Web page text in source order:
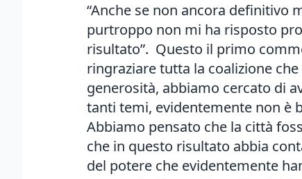
“Anche se non ancora definitivo
purtroppo non mi ha risposto
risultato”. Questo il primo
ringraziare tutta la coalizione
generosità, abbiamo cercato di
tanti temi, evidentemente non è
Abbiamo pensato che la città
che in questo risultato abbia
del potere che evidentemente